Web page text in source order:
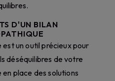
D'UN BILAN
un outil précieux pour
déséquilibres de votre
place des solutions